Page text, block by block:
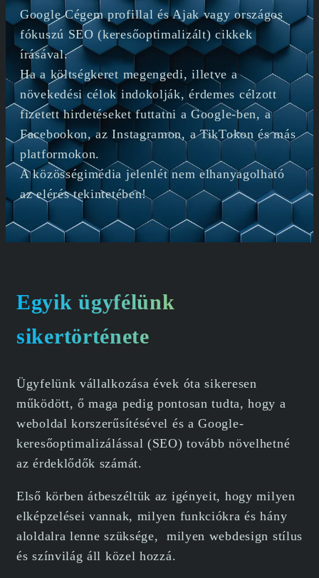
Google Cégem profillal és Ajak vagy országos
fókuszú SEO (keresőoptimalizált) cikkek
írásával.
Ha a költségkeret megengedi, illetve a
növekedési célok indokolják, érdemes célzott
fizetett hirdetéseket futtatni a Google-ben, a
Facebookon, az Instagramon, a TikTokon és más
platformokon.
A közösségimédia jelenlét nem elhanyagolható
az elérés tekintetében!
Egyik ügyfélünk
sikertörténete
Ügyfelünk vállalkozása évek óta sikeresen
működött, ő maga pedig pontosan tudta, hogy a
weboldal korszerűsítésével és a Google-
keresőoptimalizálással (SEO) tovább növelhetné
az érdeklődők számát.
Első körben átbeszéltük az igényeit, hogy milyen
elképzelései vannak, milyen funkciókra és hány
aloldalra lenne szüksége, milyen webdesign stílus
és színvilág áll közel hozzá.